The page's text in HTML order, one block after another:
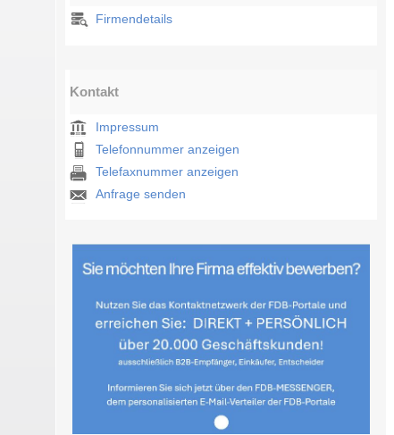
Firmendetails
Kontakt
Impressum
Telefonnummer anzeigen
Telefaxnummer anzeigen
Anfrage senden